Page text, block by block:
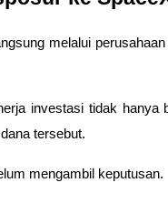
melalui
investasi tidak hanya
tersebut.
mengambil keputusan.